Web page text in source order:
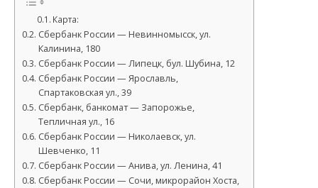
Карта:
Сбербанк России — Невинномысск, ул.
Калинина, 180
Сбербанк России — Липецк, бул. Шубина, 12
Сбербанк России — Ярославль,
Спартаковская ул., 39
Сбербанк, банкомат — Запорожье,
Тепличная ул., 16
Сбербанк России — Николаевск, ул.
Шевченко, 11
Сбербанк России — Анива, ул. Ленина, 41
Сбербанк России — Сочи, микрорайон Хоста,